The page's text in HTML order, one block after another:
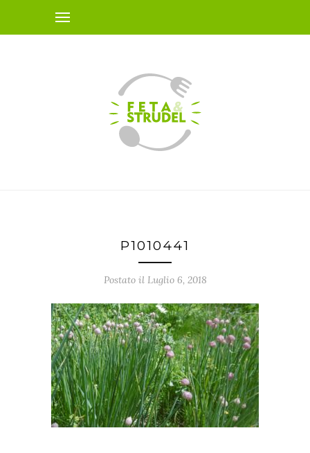
P1010441
Postato il Luglio 6, 2018